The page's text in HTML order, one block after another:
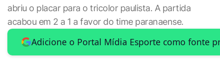
abriu o placar para o tricolor paulista. A partida
acabou em 2 a 1 a favor do time paranaense.
Adicione o Portal Mídia Esporte como fonte